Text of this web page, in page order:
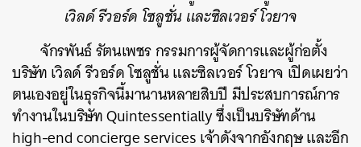
เวิลด์ รีวอร์ด โซลูชั่น และซิลเวอร์ โวยาจ
จักรพันธ์ รัตนเพชร กรรมการผู้จัดการและผู้ก่อตั้ง
บริษัท เวิลด์ รีวอร์ด โซลูชั่น และซิลเวอร์ โวยาจ เปิดเผยว่า
ตนเองอยู่ในธุรกิจนี้มานานหลายสิบปี มีประสบการณ์การ
ทำงานในบริษัท Quintessentially ซึ่งเป็นบริษัทด้าน
high-end concierge services เจ้าดังจากอังกฤษ และอีก